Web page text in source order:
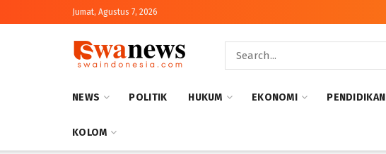
Jumat, Agustus 7, 2026
NEWS POLITIK HUKUM EKONOMI PENDIDIKAN
KOLOM